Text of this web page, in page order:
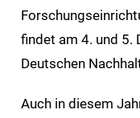
findet am 4. und 5.
Deutschen
Auch in diesem